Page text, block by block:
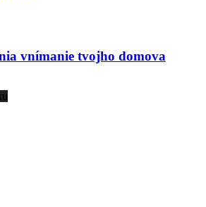
vnímanie tvojho domova